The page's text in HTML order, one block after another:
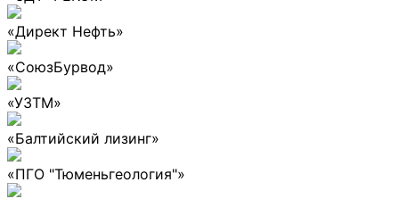
«Директ Нефть»
«СоюзБурвод»
«УЗТМ»
«Балтийский лизинг»
«ПГО "Тюменьгеология"»